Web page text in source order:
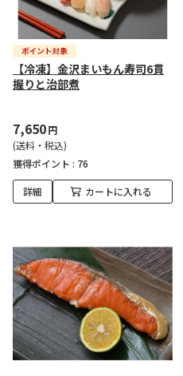
【冷凍】金沢まいもん寿司6貫
握りと治部煮
7,650円
(送料・税込)
獲得ポイント : 76
詳細 カートに入れる